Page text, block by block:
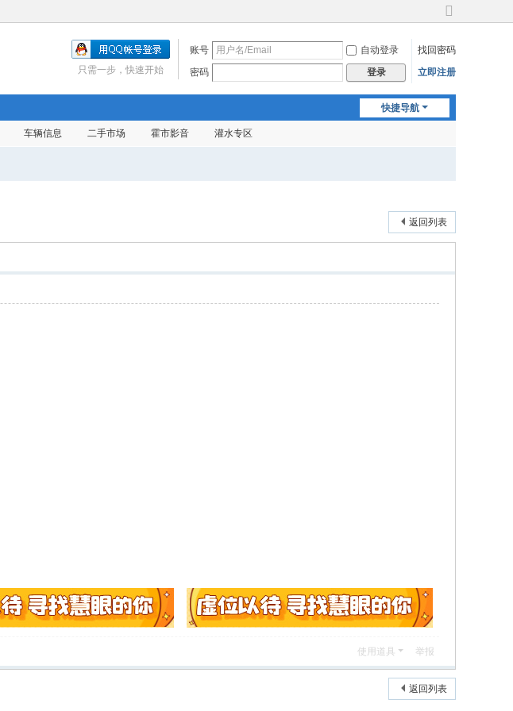
切
到
宽
账号 自动登录
找回密码
密码
登录 立即注册
只需一步，快速开始
快捷导航
车辆信息 二手市场 霍市影音 灌水专区
返回列表
使用道具 举报
返回列表